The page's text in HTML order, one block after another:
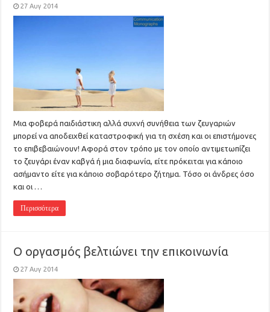
27 Αυγ 2014
Μια φοβερά παιδιάστικη αλλά συχνή συνήθεια των ζευγαριών
μπορεί να αποδειχθεί καταστροφική για τη σχέση και οι επιστήμονες
το επιβεβαιώνουν! Αφορά στον τρόπο με τον οποίο αντιμετωπίζει
το ζευγάρι έναν καβγά ή μια διαφωνία, είτε πρόκειται για κάποιο
ασήμαντο είτε για κάποιο σοβαρότερο ζήτημα. Τόσο οι άνδρες όσο
και οι …
Περισσότερα
Ο οργασμός βελτιώνει την επικοινωνία
27 Αυγ 2014